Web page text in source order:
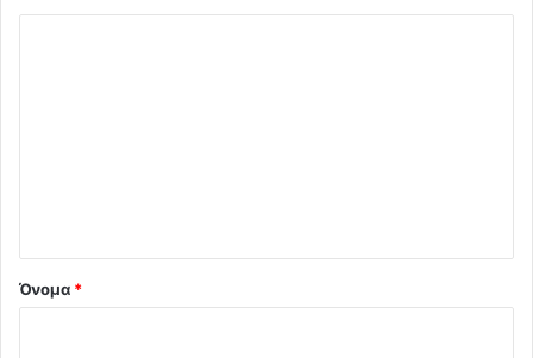
Όνομα *